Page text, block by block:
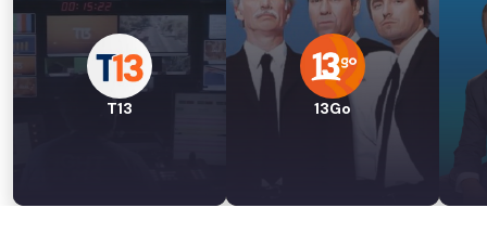
T13 13Go